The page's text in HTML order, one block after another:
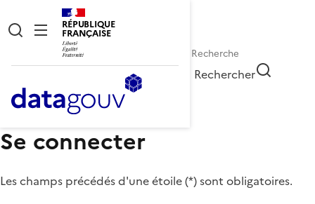
RÉPUBLIQUE
FRANÇAISE
Rechercher
Se connecter
Les champs précédés d'une étoile (*) sont obligatoires.